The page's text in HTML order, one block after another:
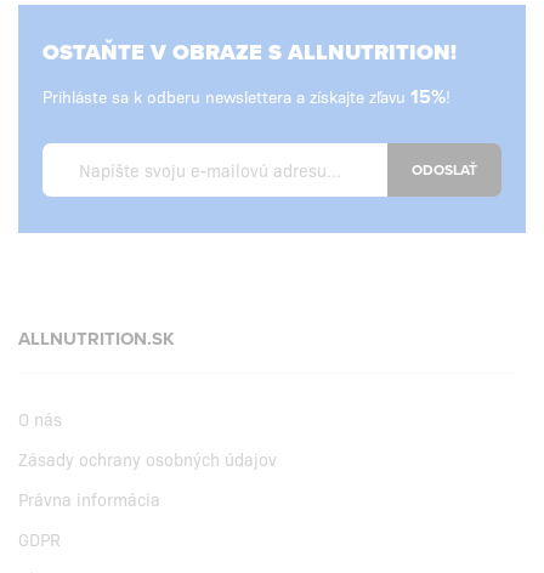
OSTAŇTE V OBRAZE S ALLNUTRITION!
Prihláste sa k odberu newslettera a získajte zľavu 15%!
ODOSLAŤ
ALLNUTRITION.SK
O nás
Zásady ochrany osobných údajov
Právna informácia
GDPR